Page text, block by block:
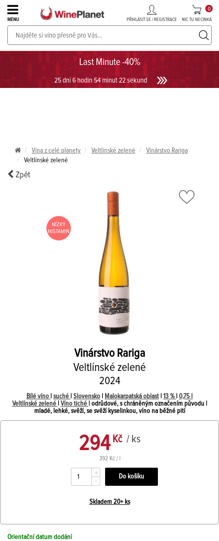
Last Minute -40%
25 dní 6 hodin 54 minut 22 sekund
MENU PŘIHLÁSIT SE / REGISTRACE NIC TU NECINKÁ
0
PROSECCO v akci až do -30%!UKÁZAT PROSECCO
Vína z celé planety Veltlínské zelené
Vinárstvo Rariga
Veltlínské zelené
Zpět
NÍZKÝ
HISTAMIN
Vinárstvo Rariga
Veltlínské zelené
2024
Bílé víno suché Slovensko Malokarpatská oblast 13 % 0,75 l
Veltlínské zelené
Víno tiché
| odrůdové, s chráněným označením původu |
mladé, lehké, svěží, se svěží kyselinkou, víno na běžné pití
294 Kč / ks
392 Kč / l
+
-
Skladem 20+ ks
Orientační datum dodání